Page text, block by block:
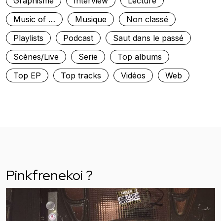
Music of …
Musique
Non classé
Playlists
Podcast
Saut dans le passé
Scènes/Live
Serie
Top albums
Top EP
Top tracks Vidéos Web
Pinkfrenekoi ?